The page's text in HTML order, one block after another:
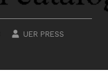
UER PRESS